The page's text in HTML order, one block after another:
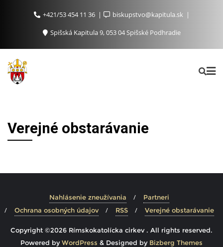
+421/53 454 11 36
biskupstvo@kapitula.sk
Spišská Kapitula 9, 053 04 Spišské Podhradie
Verejné obstarávanie
Nahlásenie zneužívania
Partneri
Ochrana osobných údajov
RSS Verejné obstarávanie
Copyright ©2026 Rímskokatolícka cirkev . All rights reserved.
Powered byWordPress & Designed by Bizberg Themes